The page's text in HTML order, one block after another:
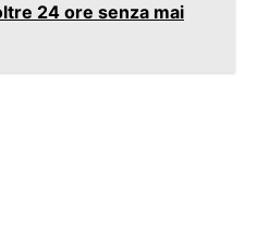
24 ore senza mai